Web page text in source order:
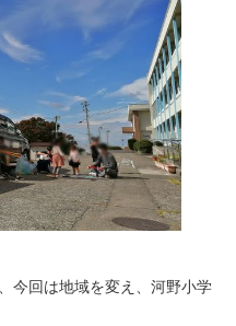
今回は地域を変え、河野小学